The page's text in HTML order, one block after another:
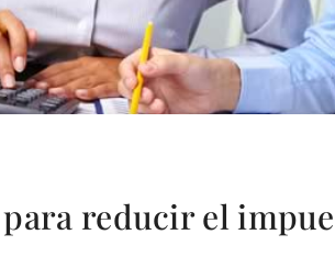
reducir el